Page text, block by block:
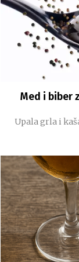
Med i biber
Upala grla i